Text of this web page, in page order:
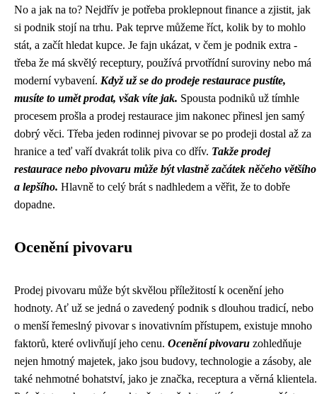
No a jak na to? Nejdřív je potřeba proklepnout finance a zjistit, jak
si podnik stojí na trhu. Pak teprve můžeme říct, kolik by to mohlo
stát, a začít hledat kupce. Je fajn ukázat, v čem je podnik extra -
třeba že má skvělý receptury, používá prvotřídní suroviny nebo má
moderní vybavení. Když už se do prodeje restaurace pustíte,
musíte to umět prodat, však víte jak. Spousta podniků už tímhle
procesem prošla a prodej restaurace jim nakonec přinesl jen samý
dobrý věci. Třeba jeden rodinnej pivovar se po prodeji dostal až za
hranice a teď vaří dvakrát tolik piva co dřív. Takže prodej
restaurace nebo pivovaru může být vlastně začátek něčeho většího
a lepšího. Hlavně to celý brát s nadhledem a věřit, že to dobře
dopadne.
Ocenění pivovaru
Prodej pivovaru může být skvělou příležitostí k ocenění jeho
hodnoty. Ať už se jedná o zavedený podnik s dlouhou tradicí, nebo
o menší řemeslný pivovar s inovativním přístupem, existuje mnoho
faktorů, které ovlivňují jeho cenu. Ocenění pivovaru zohledňuje
nejen hmotný majetek, jako jsou budovy, technologie a zásoby, ale
také nehmotné bohatství, jako je značka, receptura a věrná klientela.